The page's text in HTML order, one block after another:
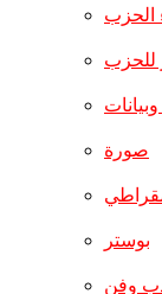
الحزب
للحزب
صورة
بوستر
وفن